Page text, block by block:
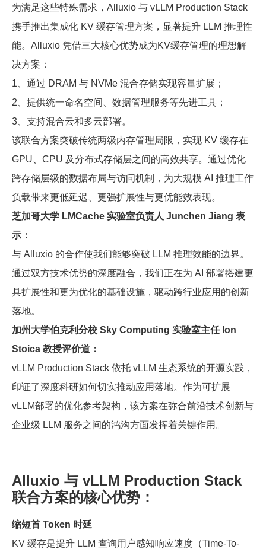
为满足这些特殊需求，Alluxio 与 vLLM Production Stack
携手推出集成化 KV 缓存管理方案，显著提升 LLM 推理性
能。Alluxio 凭借三大核心优势成为KV缓存管理的理想解
决方案：
1、通过 DRAM 与 NVMe 混合存储实现容量扩展；
2、提供统一命名空间、数据管理服务等先进工具；
3、支持混合云和多云部署。
该联合方案突破传统两级内存管理局限，实现 KV 缓存在
GPU、CPU 及分布式存储层之间的高效共享。通过优化
跨存储层级的数据布局与访问机制，为大规模 AI 推理工作
负载带来更低延迟、更强扩展性与更优能效表现。
芝加哥大学 LMCache 实验室负责人 Junchen Jiang 表
示：
与 Alluxio 的合作使我们能够突破 LLM 推理效能的边界。
通过双方技术优势的深度融合，我们正在为 AI 部署搭建更
具扩展性和更为优化的基础设施，驱动跨行业应用的创新
落地。
加州大学伯克利分校 Sky Computing 实验室主任 Ion
Stoica 教授评价道：
vLLM Production Stack 依托 vLLM 生态系统的开源实践，
印证了深度科研如何切实推动应用落地。作为可扩展
vLLM部署的优化参考架构，该方案在弥合前沿技术创新与
企业级 LLM 服务之间的鸿沟方面发挥着关键作用。
Alluxio 与 vLLM Production Stack
联合方案的核心优势：
缩短首 Token 时延
KV 缓存是提升 LLM 查询用户感知响应速度（Time-To-